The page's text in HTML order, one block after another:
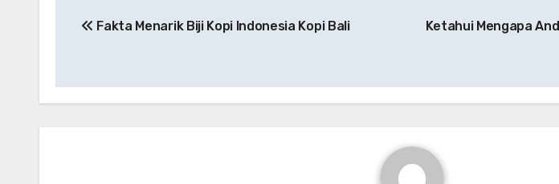
navigation
Fakta Menarik Biji Kopi Indonesia Kopi Bali Ketahui Mengapa